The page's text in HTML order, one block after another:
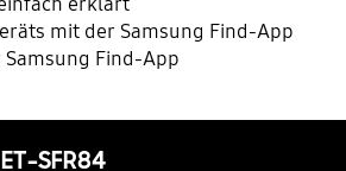
mit der Samsung Find-App
Find-App
ET-SFR84